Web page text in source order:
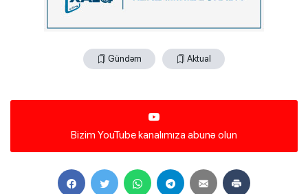
Gündəm Aktual
Bizim YouTube kanalımıza abunə olun